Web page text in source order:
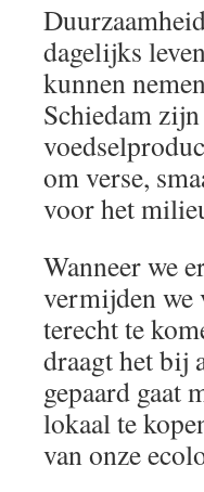
dagelijks
kunnen
Schiedam
om verse,
voor het
Wanneer we
vermijden we
terecht te
draagt het bij
gepaard gaat
lokaal te
van onze